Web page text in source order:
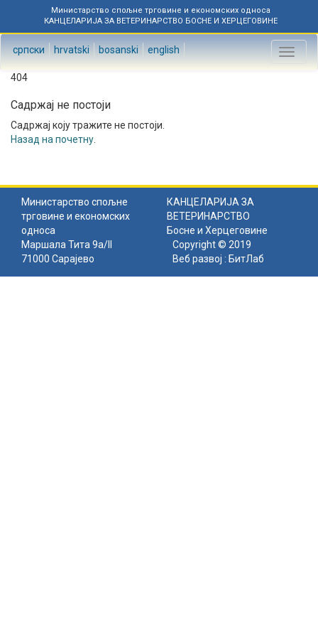
Министарство спољне трговине и економских односа
КАНЦЕЛАРИЈА ЗА ВЕТЕРИНАРСТВО БОСНЕ И ХЕРЦЕГОВИНЕ
српски hrvatski bosanski english
Toggle
404
Садржај не постоји
Садржај коју тражите не постоји.
Назад на почетну
Министарство спољне
трговине и економских
односа
КАНЦЕЛАРИЈА ЗА
ВЕТЕРИНАРСТВО
Босне и Херцеговине
Маршала Тита 9а/II
71000 Сарајево
Copyright © 2019
Веб развој : БитЛаб